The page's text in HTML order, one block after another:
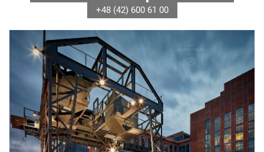
+48 (42) 600 61 00